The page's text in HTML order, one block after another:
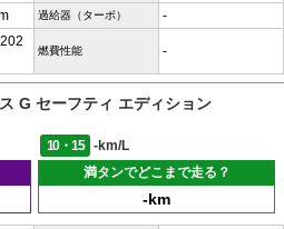
過給器（ターボ） -
燃費性能 -
G セーフティ エディション
10・15
-km/L
満タンでどこまで走る？
-km